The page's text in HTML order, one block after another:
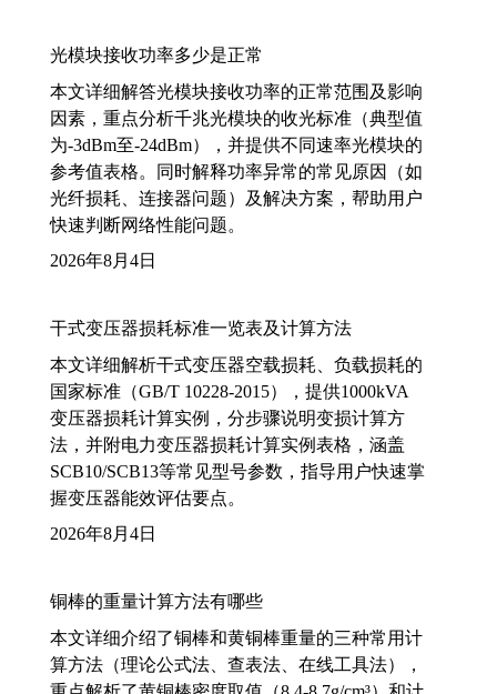
光模块接收功率多少是正常
本文详细解答光模块接收功率的正常范围及影响
因素，重点分析千兆光模块的收光标准（典型值
为-3dBm至-24dBm），并提供不同速率光模块的
参考值表格。同时解释功率异常的常见原因（如
光纤损耗、连接器问题）及解决方案，帮助用户
快速判断网络性能问题。
2026年8月4日
干式变压器损耗标准一览表及计算方法
本文详细解析干式变压器空载损耗、负载损耗的
国家标准（GB/T 10228-2015），提供1000kVA
变压器损耗计算实例，分步骤说明变损计算方
法，并附电力变压器损耗计算实例表格，涵盖
SCB10/SCB13等常见型号参数，指导用户快速掌
握变压器能效评估要点。
2026年8月4日
铜棒的重量计算方法有哪些
本文详细介绍了铜棒和黄铜棒重量的三种常用计
算方法（理论公式法、查表法、在线工具法），